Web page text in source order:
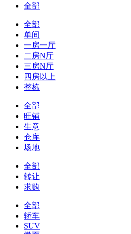
全部
全部
单间
一房一厅
二房N厅
三房N厅
四房以上
整栋
全部
旺铺
生意
仓库
场地
全部
转让
求购
全部
轿车
SUV